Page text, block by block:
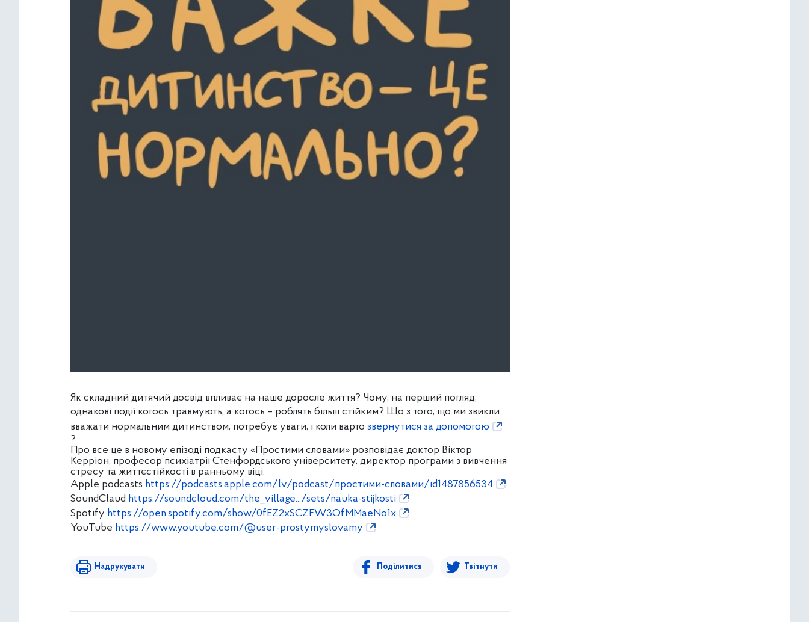
Як складний дитячий досвід впливає на наше доросле життя? Чому, на перший погляд,
однакові події когось травмують, а когось – роблять більш стійким? Що з того, що ми звикли
вважати нормальним дитинством, потребує уваги, і коли варто звернутися за допомогою
?
Про все це в новому епізоді подкасту «Простими словами» розповідає доктор Віктор
Керріон, професор психіатрії Стенфордського університету, директор програми з вивчення
стресу та життєстійкості в ранньому віці:
Apple podcasts https://podcasts.apple.com/lv/podcast/простими-словами/id1487856534
SoundClaud https://soundcloud.com/the_village.../sets/nauka-stijkosti
Spotify https://open.spotify.com/show/0fEZ2xSCZFW3OfMMaeNo1x
YouTube https://www.youtube.com/@user-prostymyslovamy
Надрукувати Поділитися Твітнути